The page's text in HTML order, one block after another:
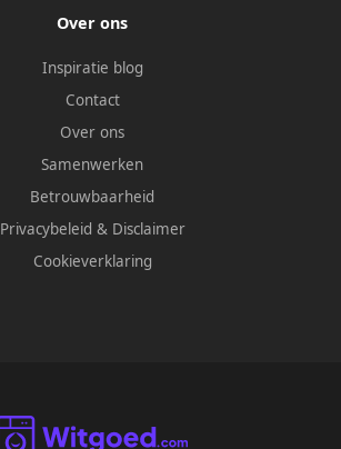
Over ons
Inspiratie blog
Contact
Over ons
Samenwerken
Betrouwbaarheid
Privacybeleid & Disclaimer
Cookieverklaring